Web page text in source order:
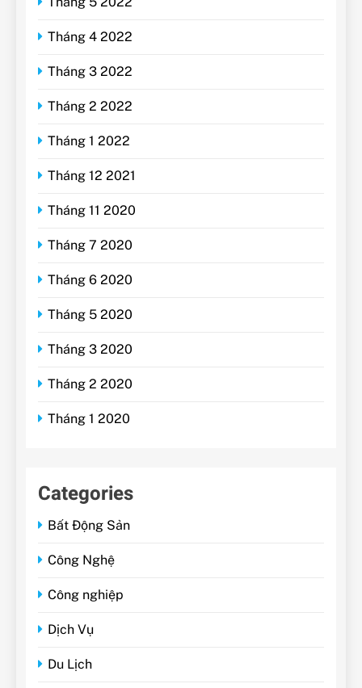
Tháng 4 2022
Tháng 3 2022
Tháng 2 2022
Tháng 1 2022
Tháng 12 2021
Tháng 11 2020
Tháng 7 2020
Tháng 6 2020
Tháng 5 2020
Tháng 3 2020
Tháng 2 2020
Tháng 1 2020
Categories
Bất Động Sản
Công Nghệ
Công nghiệp
Dịch Vụ
Du Lịch